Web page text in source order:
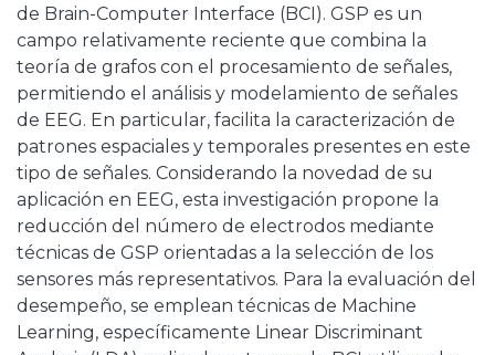
de Brain-Computer Interface (BCI). GSP es un
campo relativamente reciente que combina la
teoría de grafos con el procesamiento de señales,
permitiendo el análisis y modelamiento de señales
de EEG. En particular, facilita la caracterización de
patrones espaciales y temporales presentes en este
tipo de señales. Considerando la novedad de su
aplicación en EEG, esta investigación propone la
reducción del número de electrodos mediante
técnicas de GSP orientadas a la selección de los
sensores más representativos. Para la evaluación del
desempeño, se emplean técnicas de Machine
Learning, específicamente Linear Discriminant